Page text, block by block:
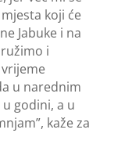
koji će
Jabuke i na
i
u narednim
godini, a u
kaže za